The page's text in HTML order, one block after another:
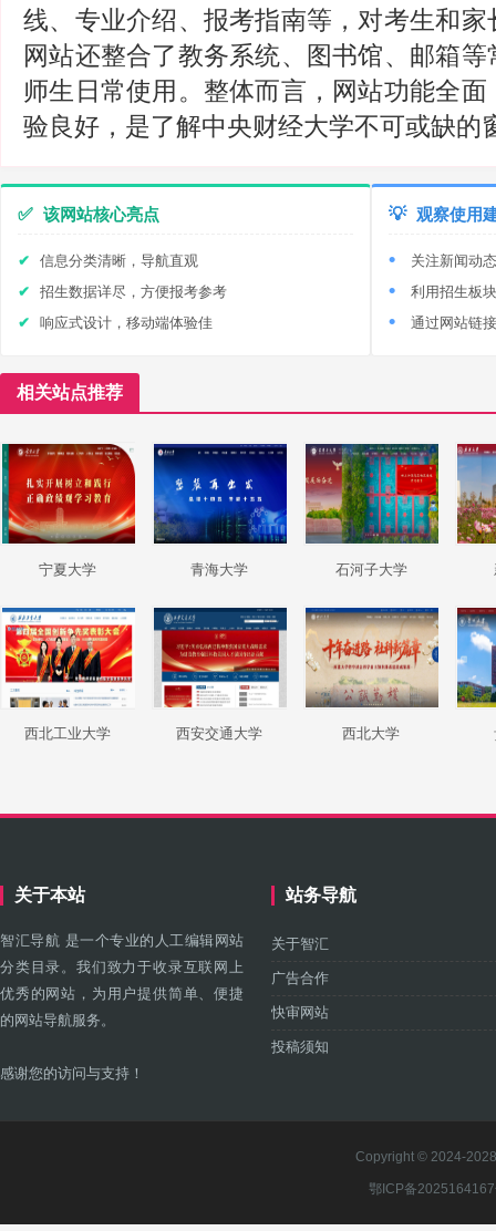
线、专业介绍、报考指南等，对考生和
网站还整合了教务系统、图书馆、邮箱
师生日常使用。整体而言，网站功能全
验良好，是了解中央财经大学不可或缺的
✅ 该网站核心亮点
信息分类清晰，导航直观
招生数据详尽，方便报考参考
响应式设计，移动端体验佳
💡 观察使用
关注新闻动
利用招生板
通过网站链
相关站点推荐
宁夏大学 青海大学 石河子大学
西北工业大学 西安交通大学 西北大学
关于本站
智汇导航 是一个专业的人工编辑网站
分类目录。我们致力于收录互联网上
优秀的网站，为用户提供简单、便捷
的网站导航服务。
感谢您的访问与支持！
站务导航
关于智汇
广告合作
快审网站
投稿须知
Copyright © 2024-
鄂ICP备